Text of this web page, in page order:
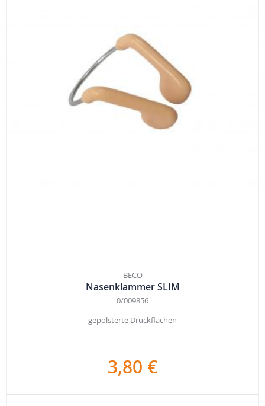
BECO
Nasenklammer SLIM
0/009856
gepolsterte Druckflächen
3,80 €